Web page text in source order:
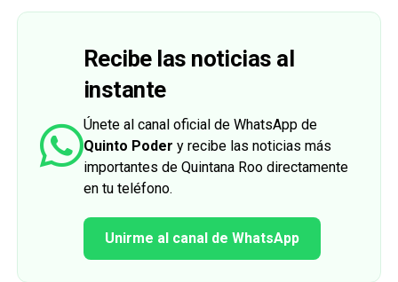
Recibe las noticias al
instante
Únete al canal oficial de WhatsApp de
Quinto Poder y recibe las noticias más
importantes de Quintana Roo directamente
en tu teléfono.
Unirme al canal de WhatsApp